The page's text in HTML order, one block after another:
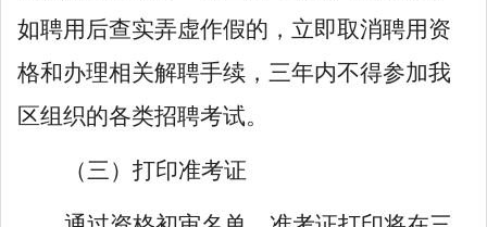
如聘用后查实弄虚作假的，立即取消聘用资
格和办理相关解聘手续，三年内不得参加我
区组织的各类招聘考试。
（三）打印准考证